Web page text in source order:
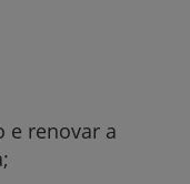
e renovar a